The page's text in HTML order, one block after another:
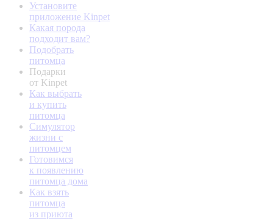
Установите
приложение Kinpet
Какая порода
подходит вам?
Подобрать
питомца
Подарки
от Kinpet
Как выбрать
и купить
питомца
Симулятор
жизни с
питомцем
Готовимся
к появлению
питомца дома
Как взять
питомца
из приюта